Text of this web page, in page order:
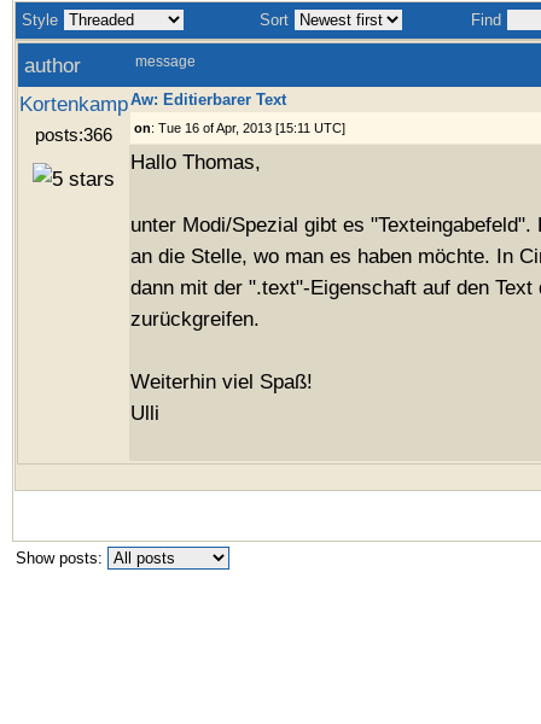
Style Sort Find
author message
Kortenkamp
posts:366
Aw: Editierbarer Text
on: Tue 16 of Apr, 2013 [15:11 UTC]
Hallo Thomas,
unter Modi/Spezial gibt es
an die Stelle, wo man es haben möchte. In
dann mit der ".text"-Eigenschaft auf den Text
zurückgreifen.
Weiterhin viel Spaß!
Ulli
Show posts: